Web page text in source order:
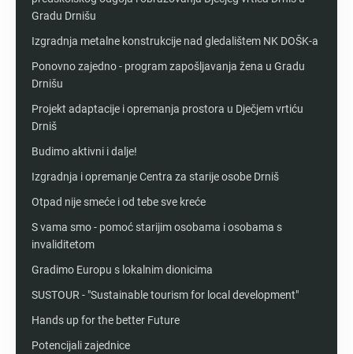
Gradu Drnišu
Izgradnja metalne konstrukcije nad gledalištem NK DOŠK-a
Ponovno zajedno - program zapošljavanja žena u Gradu
Drnišu
Projekt adaptacije i opremanja prostora u Dječjem vrtiću
Drniš
Budimo aktivni i dalje!
Izgradnja i opremanje Centra za starije osobe Drniš
Otpad nije smeće i od tebe sve kreće
S vama smo - pomoć starijim osobama i osobama s
invaliditetom
Gradimo Europu s lokalnim dionicima
SUSTOUR - "Sustainable tourism for local development"
Hands up for the better Future
Potencijali zajednice